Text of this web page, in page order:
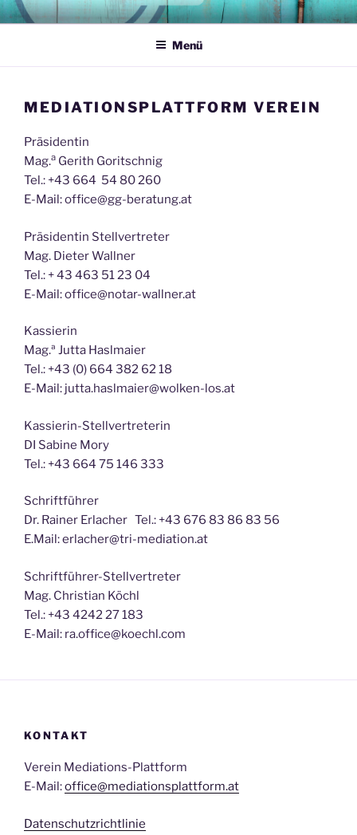
Zum
InhaltMEDIATIONSPLATTFORM
Ihre Konflikte möchten wir haben
Menü
MEDIATIONSPLATTFORM VEREIN
Präsidentin
Mag.a Gerith Goritschnig
Tel.: +43 664 54 80 260
E-Mail: office@gg-beratung.at
Präsidentin Stellvertreter
Mag. Dieter Wallner
Tel.: + 43 463 51 23 04
E-Mail: office@notar-wallner.at
Kassierin
Mag.ª Jutta Haslmaier
Tel.: +43 (0) 664 382 62 18
E-Mail: jutta.haslmaier@wolken-los.at
Kassierin-Stellvertreterin
DI Sabine Mory
Tel.: +43 664 75 146 333
Schriftführer
Dr. Rainer Erlacher Tel.: +43 676 83 86 83 56
E.Mail: erlacher@tri-mediation.at
Schriftführer-Stellvertreter
Mag. Christian Köchl
Tel.: +43 4242 27 183
E-Mail: ra.office@koechl.com
KONTAKT
Verein Mediations-Plattform
E-Mail:office@mediationsplattform.at
Datenschutzrichtlinie